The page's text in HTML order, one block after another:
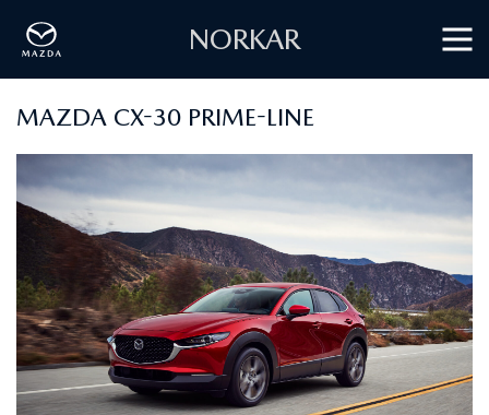
NORKAR
MAZDA CX-30 PRIME-LINE